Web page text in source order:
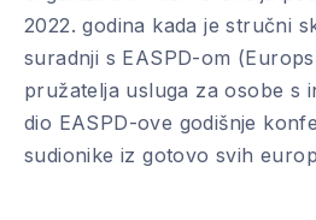
2022. godina kada je stručni
suradnji s EASPD-om
pružatelja usluga za osobe s
dio EASPD-ove godišnje
sudionike iz gotovo svih